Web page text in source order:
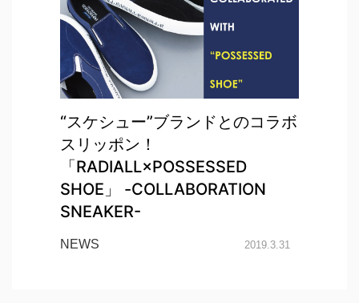
“スケシュー”ブランドとのコラボ
スリッポン！
「RADIALL×POSSESSED
SHOE」 -COLLABORATION
SNEAKER-
NEWS 2019.3.31